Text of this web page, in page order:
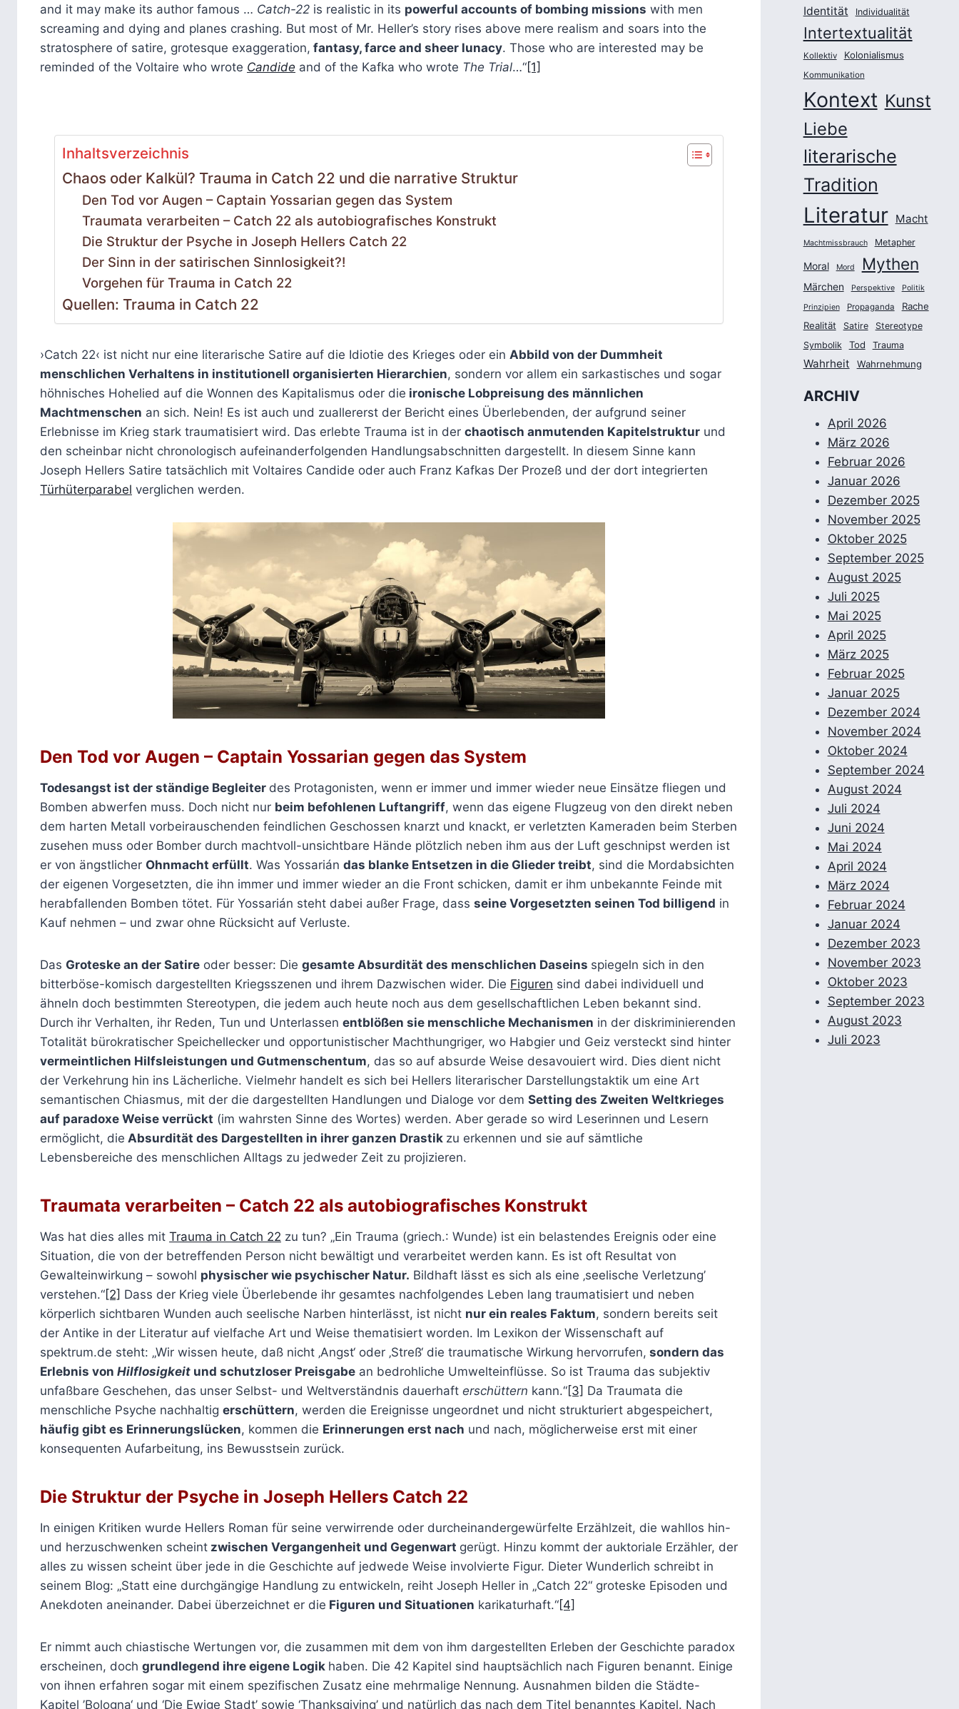
and it may make its author famous … Catch-22 is realistic in its powerful accounts of bombing missions with men
screaming and dying and planes crashing. But most of Mr. Heller’s story rises above mere realism and soars into the
stratosphere of satire, grotesque exaggeration, fantasy, farce and sheer lunacy. Those who are interested may be
reminded of the Voltaire who wrote Candide and of the Kafka who wrote The Trial…“[1]
Inhaltsverzeichnis
Chaos oder Kalkül? Trauma in Catch 22 und die narrative Struktur
Den Tod vor Augen – Captain Yossarian gegen das System
Traumata verarbeiten – Catch 22 als autobiografisches Konstrukt
Die Struktur der Psyche in Joseph Hellers Catch 22
Der Sinn in der satirischen Sinnlosigkeit?!
Vorgehen für Trauma in Catch 22
Quellen: Trauma in Catch 22
›Catch 22‹ ist nicht nur eine literarische Satire auf die Idiotie des Krieges oder ein Abbild von der Dummheit
menschlichen Verhaltens in institutionell organisierten Hierarchien, sondern vor allem ein sarkastisches und sogar
höhnisches Hohelied auf die Wonnen des Kapitalismus oder die ironische Lobpreisung des männlichen
Machtmenschen an sich. Nein! Es ist auch und zuallererst der Bericht eines Überlebenden, der aufgrund seiner
Erlebnisse im Krieg stark traumatisiert wird. Das erlebte Trauma ist in der chaotisch anmutenden Kapitelstruktur und
den scheinbar nicht chronologisch aufeinanderfolgenden Handlungsabschnitten dargestellt. In diesem Sinne kann
Joseph Hellers Satire tatsächlich mit Voltaires Candide oder auch Franz Kafkas Der Prozeß und der dort integrierten
Türhüterparabel verglichen werden.
Den Tod vor Augen – Captain Yossarian gegen das System
Todesangst ist der ständige Begleiter des Protagonisten, wenn er immer und immer wieder neue Einsätze fliegen und
Bomben abwerfen muss. Doch nicht nur beim befohlenen Luftangriff, wenn das eigene Flugzeug von den direkt neben
dem harten Metall vorbeirauschenden feindlichen Geschossen knarzt und knackt, er verletzten Kameraden beim Sterben
zusehen muss oder Bomber durch machtvoll-unsichtbare Hände plötzlich neben ihm aus der Luft geschnipst werden ist
er von ängstlicher Ohnmacht erfüllt. Was Yossarián das blanke Entsetzen in die Glieder treibt, sind die Mordabsichten
der eigenen Vorgesetzten, die ihn immer und immer wieder an die Front schicken, damit er ihm unbekannte Feinde mit
herabfallenden Bomben tötet. Für Yossarián steht dabei außer Frage, dass seine Vorgesetzten seinen Tod billigend in
Kauf nehmen – und zwar ohne Rücksicht auf Verluste.
Das Groteske an der Satire oder besser: Die gesamte Absurdität des menschlichen Daseins spiegeln sich in den
bitterböse-komisch dargestellten Kriegsszenen und ihrem Dazwischen wider. Die Figuren sind dabei individuell und
ähneln doch bestimmten Stereotypen, die jedem auch heute noch aus dem gesellschaftlichen Leben bekannt sind.
Durch ihr Verhalten, ihr Reden, Tun und Unterlassen entblößen sie menschliche Mechanismen in der diskriminierenden
Totalität bürokratischer Speichellecker und opportunistischer Machthungriger, wo Habgier und Geiz versteckt sind hinter
vermeintlichen Hilfsleistungen und Gutmenschentum, das so auf absurde Weise desavouiert wird. Dies dient nicht
der Verkehrung hin ins Lächerliche. Vielmehr handelt es sich bei Hellers literarischer Darstellungstaktik um eine Art
semantischen Chiasmus, mit der die dargestellten Handlungen und Dialoge vor dem Setting des Zweiten Weltkrieges
auf paradoxe Weise verrückt (im wahrsten Sinne des Wortes) werden. Aber gerade so wird Leserinnen und Lesern
ermöglicht, die Absurdität des Dargestellten in ihrer ganzen Drastik zu erkennen und sie auf sämtliche
Lebensbereiche des menschlichen Alltags zu jedweder Zeit zu projizieren.
Traumata verarbeiten – Catch 22 als autobiografisches Konstrukt
Was hat dies alles mit Trauma in Catch 22 zu tun? „Ein Trauma (griech.: Wunde) ist ein belastendes Ereignis oder eine
Situation, die von der betreffenden Person nicht bewältigt und verarbeitet werden kann. Es ist oft Resultat von
Gewalteinwirkung – sowohl physischer wie psychischer Natur. Bildhaft lässt es sich als eine ‚seelische Verletzung’
verstehen.“[2] Dass der Krieg viele Überlebende ihr gesamtes nachfolgendes Leben lang traumatisiert und neben
körperlich sichtbaren Wunden auch seelische Narben hinterlässt, ist nicht nur ein reales Faktum, sondern bereits seit
der Antike in der Literatur auf vielfache Art und Weise thematisiert worden. Im Lexikon der Wissenschaft auf
spektrum.de steht: „Wir wissen heute, daß nicht ‚Angst‘ oder ‚Streß‘ die traumatische Wirkung hervorrufen, sondern das
Erlebnis von Hilflosigkeit und schutzloser Preisgabe an bedrohliche Umwelteinflüsse. So ist Trauma das subjektiv
unfaßbare Geschehen, das unser Selbst- und Weltverständnis dauerhaft erschüttern kann.“[3] Da Traumata die
menschliche Psyche nachhaltig erschüttern, werden die Ereignisse ungeordnet und nicht strukturiert abgespeichert,
häufig gibt es Erinnerungslücken, kommen die Erinnerungen erst nach und nach, möglicherweise erst mit einer
konsequenten Aufarbeitung, ins Bewusstsein zurück.
Die Struktur der Psyche in Joseph Hellers Catch 22
In einigen Kritiken wurde Hellers Roman für seine verwirrende oder durcheinandergewürfelte Erzählzeit, die wahllos hin-
und herzuschwenken scheint zwischen Vergangenheit und Gegenwart gerügt. Hinzu kommt der auktoriale Erzähler, der
alles zu wissen scheint über jede in die Geschichte auf jedwede Weise involvierte Figur. Dieter Wunderlich schreibt in
seinem Blog: „Statt eine durchgängige Handlung zu entwickeln, reiht Joseph Heller in „Catch 22“ groteske Episoden und
Anekdoten aneinander. Dabei überzeichnet er die Figuren und Situationen karikaturhaft.“[4]
Er nimmt auch chiastische Wertungen vor, die zusammen mit dem von ihm dargestellten Erleben der Geschichte paradox
erscheinen, doch grundlegend ihre eigene Logik haben. Die 42 Kapitel sind hauptsächlich nach Figuren benannt. Einige
von ihnen erfahren sogar mit einem spezifischen Zusatz eine mehrmalige Nennung. Ausnahmen bilden die Städte-
Kapitel ’Bologna‘ und ‘Die Ewige Stadt’ sowie ‘Thanksgiving’ und natürlich das nach dem Titel benanntes Kapitel. Nach
Identität Individualität
Intertextualität
Kollektiv Kolonialismus
Kommunikation
Kontext Kunst
Liebe
literarische
Tradition
Literatur Macht
Machtmissbrauch Metapher
Moral Mord Mythen
Märchen Perspektive Politik
Prinzipien Propaganda
Rache
Realität
Satire
Stereotype
Symbolik
Tod Trauma
Wahrheit Wahrnehmung
ARCHIV
April 2026
März 2026
Februar 2026
Januar 2026
Dezember 2025
November 2025
Oktober 2025
September 2025
August 2025
Juli 2025
Mai 2025
April 2025
März 2025
Februar 2025
Januar 2025
Dezember 2024
November 2024
Oktober 2024
September 2024
August 2024
Juli 2024
Juni 2024
Mai 2024
April 2024
März 2024
Februar 2024
Januar 2024
Dezember 2023
November 2023
Oktober 2023
September 2023
August 2023
Juli 2023